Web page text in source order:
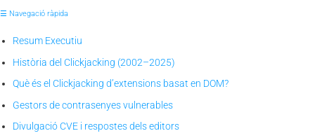
☰ Navegació ràpida
Resum Executiu
Història del Clickjacking (2002–2025)
Què és el Clickjacking d’extensions basat en DOM?
Gestors de contrasenyes vulnerables
Divulgació CVE i respostes dels editors